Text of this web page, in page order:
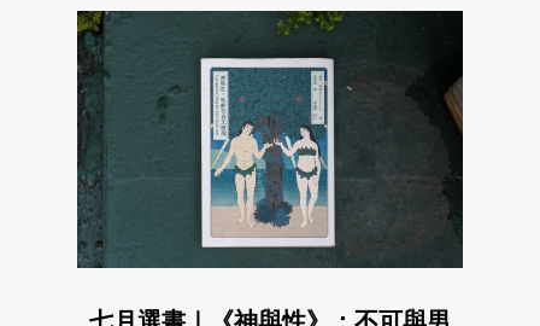
七月選書｜《神與性》：不可與男